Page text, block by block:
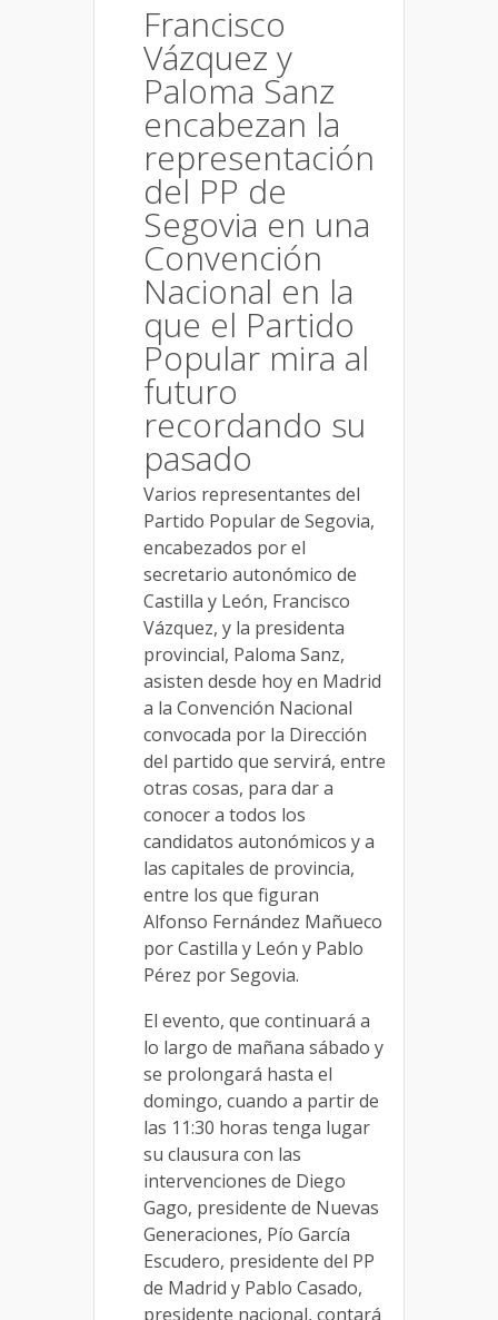
Francisco
Vázquez y
Paloma Sanz
encabezan la
representación
del PP de
Segovia en una
Convención
Nacional en la
que el Partido
Popular mira al
futuro
recordando su
pasado
Varios representantes del
Partido Popular de Segovia,
encabezados por el
secretario autonómico de
Castilla y León, Francisco
Vázquez, y la presidenta
provincial, Paloma Sanz,
asisten desde hoy en Madrid
a la Convención Nacional
convocada por la Dirección
del partido que servirá, entre
otras cosas, para dar a
conocer a todos los
candidatos autonómicos y a
las capitales de provincia,
entre los que figuran
Alfonso Fernández Mañueco
por Castilla y León y Pablo
Pérez por Segovia.
El evento, que continuará a
lo largo de mañana sábado y
se prolongará hasta el
domingo, cuando a partir de
las 11:30 horas tenga lugar
su clausura con las
intervenciones de Diego
Gago, presidente de Nuevas
Generaciones, Pío García
Escudero, presidente del PP
de Madrid y Pablo Casado,
presidente nacional, contará